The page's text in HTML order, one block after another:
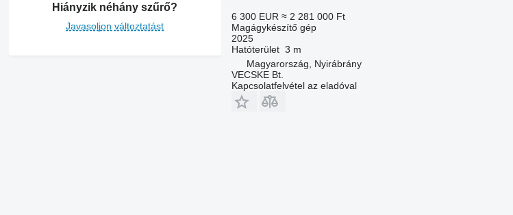
Hiányzik néhány szűrő?
Javasoljon változtatást
6 300 EUR ≈ 2 281 000 Ft
Magágykészítő gép
2025
Hatóterület 3 m
Magyarország, Nyirábrány
VECSKE Bt.
Kapcsolatfelvétel az eladóval